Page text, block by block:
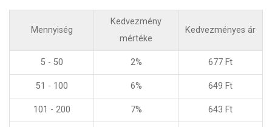
Mennyiség
Kedvezmény
mértéke
Kedvezményes ár
5 - 50 2% 677 Ft
51 - 100 6% 649 Ft
101 - 200 7% 643 Ft